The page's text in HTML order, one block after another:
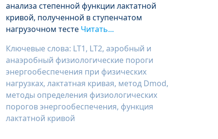
анализа степенной функции лактатной
кривой, полученной в ступенчатом
нагрузочном тесте Читать...
Ключевые слова: LT1, LT2, аэробный и
анаэробный физиологические пороги
энергообеспечения при физических
нагрузках, лактатная кривая, метод Dmod,
методы определения физиологических
порогов энергообеспечения, функция
лактатной кривой